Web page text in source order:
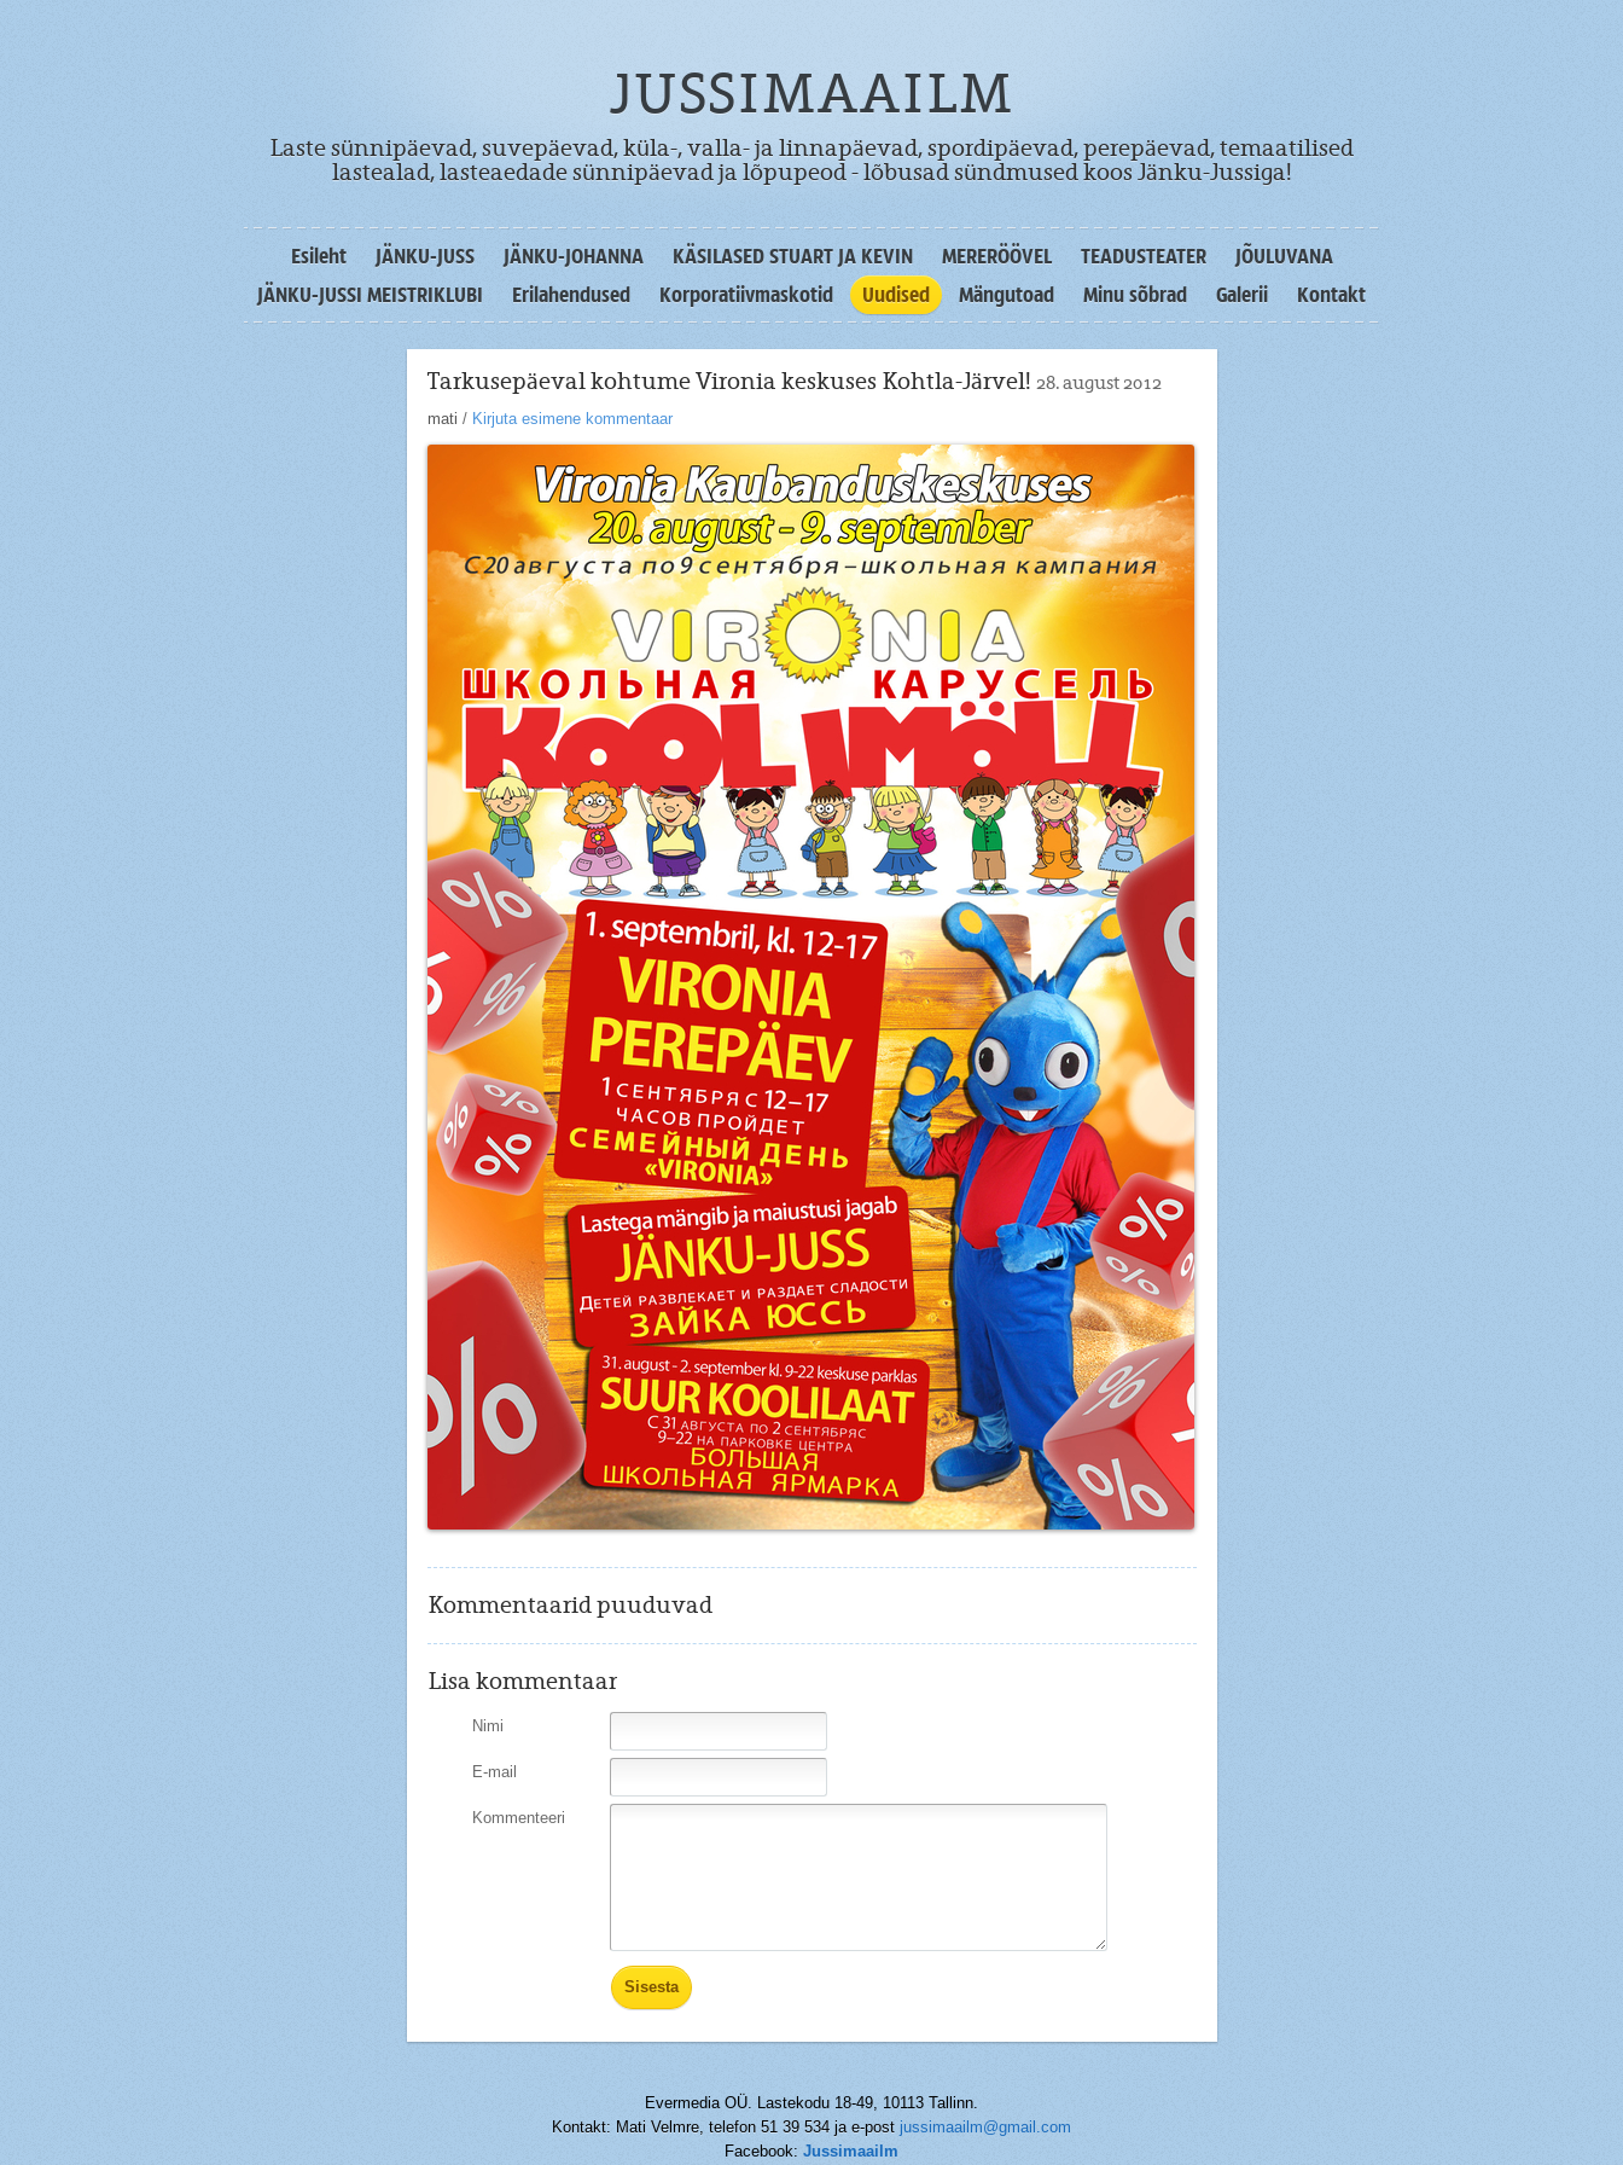
JUSSIMAAILM
Laste sünnipäevad, suvepäevad, küla-, valla- ja linnapäevad, spordipäevad, perepäevad, temaatilised
lastealad, lasteaedade sünnipäevad ja lõpupeod - lõbusad sündmused koos Jänku-Jussiga!
Esileht JÄNKU-JUSS JÄNKU-JOHANNA KÄSILASED STUART JA KEVIN MERERÖÖVEL TEADUSTEATER
JÕULUVANA
JÄNKU-JUSSI MEISTRIKLUBI
Erilahendused Korporatiivmaskotid Uudised Mängutoad Minu sõbrad Galerii Kontakt
Tarkusepäeval kohtume Vironia keskuses Kohtla-Järvel! 28. august 2012
mati / Kirjuta esimene kommentaar
Kommentaarid puuduvad
Lisa kommentaar
Nimi
E-mail
Kommenteeri
Evermedia OÜ. Lastekodu 18-49, 10113 Tallinn.
Kontakt: Mati Velmre, telefon 51 39 534 ja e-post jussimaailm@gmail.com
Facebook: Jussimaailm